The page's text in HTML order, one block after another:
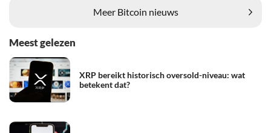
Meer Bitcoin nieuws
Meest gelezen
XRP bereikt historisch oversold-niveau: wat
betekent dat?